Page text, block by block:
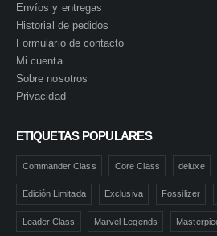
Envíos y entregas
Historial de pedidos
Formulario de contacto
Mi cuenta
Sobre nosotros
Privacidad
ETIQUETAS POPULARES
Commander Class Core Class deluxe
Edición Limitada Exclusiva Fossilizer
Leader Class Marvel Legends